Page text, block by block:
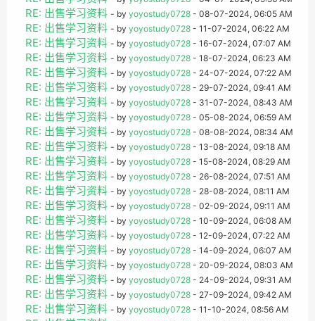
RE: 出售学习资料 - by yoyostudy0728 - 08-07-2024, 06:05 AM
RE: 出售学习资料 - by yoyostudy0728 - 11-07-2024, 06:22 AM
RE: 出售学习资料 - by yoyostudy0728 - 16-07-2024, 07:07 AM
RE: 出售学习资料 - by yoyostudy0728 - 18-07-2024, 06:23 AM
RE: 出售学习资料 - by yoyostudy0728 - 24-07-2024, 07:22 AM
RE: 出售学习资料 - by yoyostudy0728 - 29-07-2024, 09:41 AM
RE: 出售学习资料 - by yoyostudy0728 - 31-07-2024, 08:43 AM
RE: 出售学习资料 - by yoyostudy0728 - 05-08-2024, 06:59 AM
RE: 出售学习资料 - by yoyostudy0728 - 08-08-2024, 08:34 AM
RE: 出售学习资料 - by yoyostudy0728 - 13-08-2024, 09:18 AM
RE: 出售学习资料 - by yoyostudy0728 - 15-08-2024, 08:29 AM
RE: 出售学习资料 - by yoyostudy0728 - 26-08-2024, 07:51 AM
RE: 出售学习资料 - by yoyostudy0728 - 28-08-2024, 08:11 AM
RE: 出售学习资料 - by yoyostudy0728 - 02-09-2024, 09:11 AM
RE: 出售学习资料 - by yoyostudy0728 - 10-09-2024, 06:08 AM
RE: 出售学习资料 - by yoyostudy0728 - 12-09-2024, 07:22 AM
RE: 出售学习资料 - by yoyostudy0728 - 14-09-2024, 06:07 AM
RE: 出售学习资料 - by yoyostudy0728 - 20-09-2024, 08:03 AM
RE: 出售学习资料 - by yoyostudy0728 - 24-09-2024, 09:31 AM
RE: 出售学习资料 - by yoyostudy0728 - 27-09-2024, 09:42 AM
RE: 出售学习资料 - by yoyostudy0728 - 11-10-2024, 08:56 AM